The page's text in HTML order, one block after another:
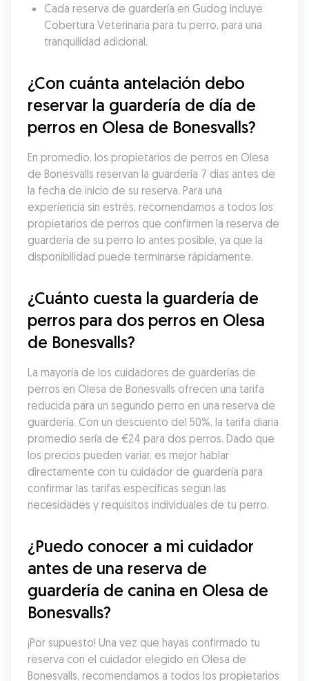
Cada reserva de guardería en Gudog incluye
Cobertura Veterinaria para tu perro, para una
tranquilidad adicional.
¿Con cuánta antelación debo
reservar la guardería de día de
perros en Olesa de Bonesvalls?
En promedio, los propietarios de perros en Olesa
de Bonesvalls reservan la guardería 7 días antes de
la fecha de inicio de su reserva. Para una
experiencia sin estrés, recomendamos a todos los
propietarios de perros que confirmen la reserva de
guardería de su perro lo antes posible, ya que la
disponibilidad puede terminarse rápidamente.
¿Cuánto cuesta la guardería de
perros para dos perros en Olesa
de Bonesvalls?
La mayoría de los cuidadores de guarderías de
perros en Olesa de Bonesvalls ofrecen una tarifa
reducida para un segundo perro en una reserva de
guardería. Con un descuento del 50%, la tarifa diaria
promedio sería de €24 para dos perros. Dado que
los precios pueden variar, es mejor hablar
directamente con tu cuidador de guardería para
confirmar las tarifas específicas según las
necesidades y requisitos individuales de tu perro.
¿Puedo conocer a mi cuidador
antes de una reserva de
guardería de canina en Olesa de
Bonesvalls?
¡Por supuesto! Una vez que hayas confirmado tu
reserva con el cuidador elegido en Olesa de
Bonesvalls, recomendamos a todos los propietarios